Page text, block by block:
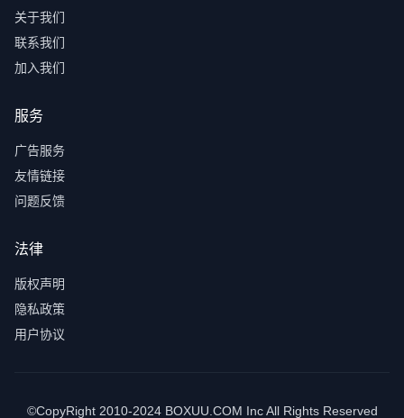
关于我们
联系我们
加入我们
服务
广告服务
友情链接
问题反馈
法律
版权声明
隐私政策
用户协议
©CopyRight 2010-2024 BOXUU.COM Inc All Rights Reserved